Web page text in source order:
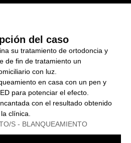
del caso
su tratamiento de ortodoncia y
de fin de tratamiento un
con luz.
en casa con un pen y
para potenciar el efecto.
con el resultado obtenido
clínica.
S - BLANQUEAMIENTO